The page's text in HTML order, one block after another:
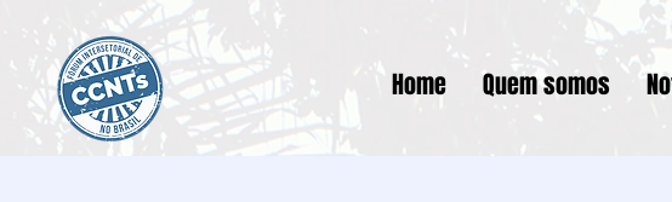
Home Quem somos